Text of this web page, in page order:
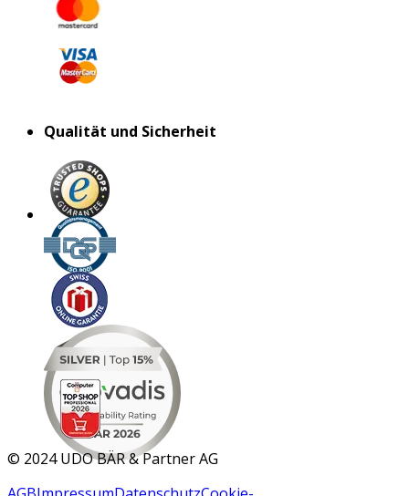
Qualität und Sicherheit
MAR 2026
© 2024 UDO BÄR & Partner AG